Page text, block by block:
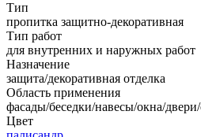
Тип
пропитка защитно-декоративная
Тип работ
для внутренних и наружных работ
Назначение
защита/декоративная отделка
Область применения
фасады/беседки/навесы/окна/
Цвет